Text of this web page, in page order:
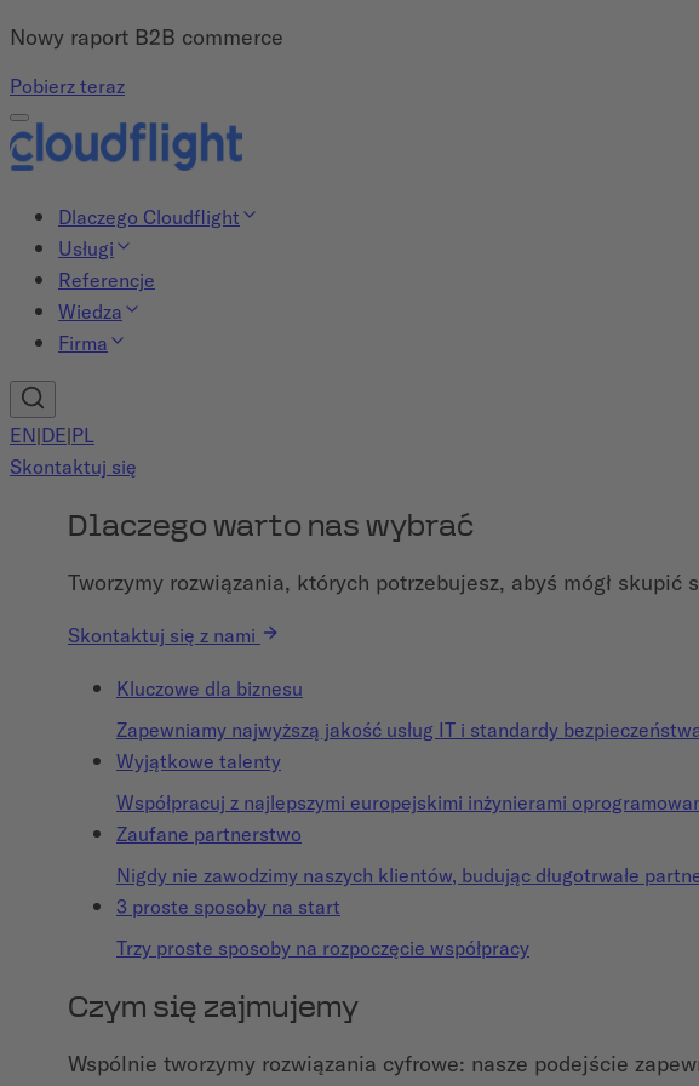
Nowy raport B2B commerce
Pobierz teraz
Dlaczego Cloudflight
Usługi
Referencje
Wiedza
Firma
EN|DE|PL
Skontaktuj się
Dlaczego warto nas wybrać
Tworzymy rozwiązania, których potrzebujesz, abyś mógł skupić
Skontaktuj się z nami
Kluczowe dla biznesu
Zapewniamy najwyższą jakość usług IT i standardy
Wyjątkowe talenty
Współpracuj z najlepszymi europejskimi inżynierami
Zaufane partnerstwo
Nigdy nie zawodzimy naszych klientów, budując długotrwałe
3 proste sposoby na start
Trzy proste sposoby na rozpoczęcie współpracy
Czym się zajmujemy
Wspólnie tworzymy rozwiązania cyfrowe: nasze podejście